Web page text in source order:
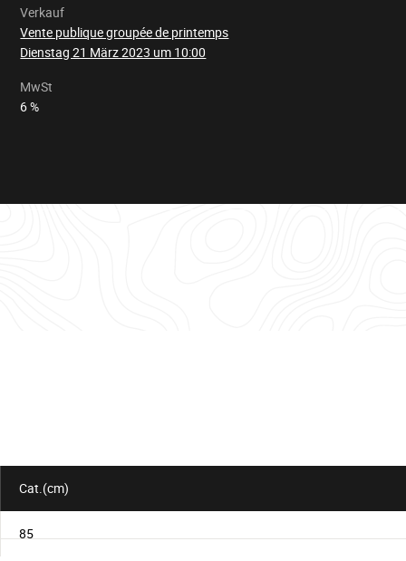
Verkauf
Vente publique groupée de printemps
Dienstag 21 März 2023 um 10:00
MwSt
6 %
Cat.(cm)
85